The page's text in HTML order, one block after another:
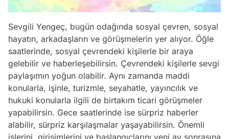
Sevgili Yengeç, bugün odağında sosyal çevren, sosyal
hayatın, arkadaşların ve görüşmelerin yer alıyor. Öğle
saatlerinde, sosyal çevrendeki kişilerle bir araya
gelebilir ve haberleşebilirsin. Çevrendeki kişilerle sevgi
paylaşımın yoğun olabilir. Aynı zamanda maddi
konularla, işinle, turizmle, seyahatle, yayıncılık ve
hukuki konularla ilgili de birtakım ticari görüşmeler
yapabilirsin. Gece saatlerinde ise sürpriz haberler
alabilir, sürpriz karşılaşmalar yaşayabilirsin. Önemli